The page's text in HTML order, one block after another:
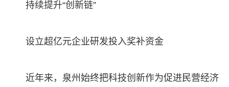
持续提升“创新链”
设立超亿元企业研发投入奖补资金
近年来，泉州始终把科技创新作为促进民营经济